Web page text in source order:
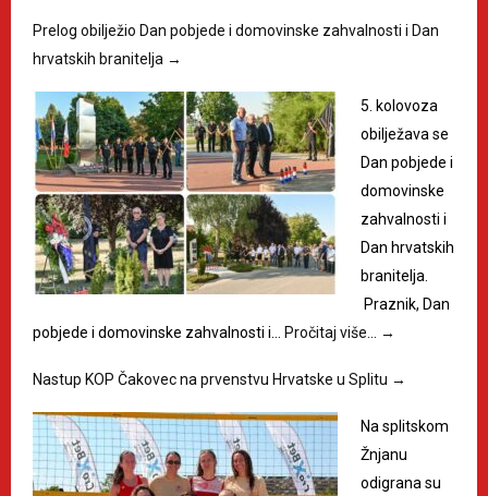
Prelog obilježio Dan pobjede i domovinske zahvalnosti i Dan
hrvatskih branitelja →
5. kolovoza
obilježava se
Dan pobjede i
domovinske
zahvalnosti i
Dan hrvatskih
branitelja.
Praznik, Dan
pobjede i domovinske zahvalnosti i… Pročitaj više… →
Nastup KOP Čakovec na prvenstvu Hrvatske u Splitu →
Na splitskom
Žnjanu
odigrana su